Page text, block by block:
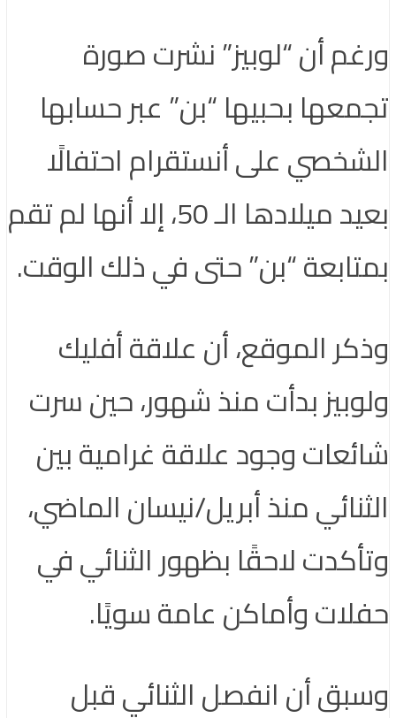
ورغم أن “لوبيز” نشرت صورة
تجمعها بحبيها “بن” عبر حسابها
الشخصي على أنستقرام احتفالًا
بعيد ميلادها الـ 50، إلا أنها لم تقم
بمتابعة “بن” حتى في ذلك الوقت.
وذكر الموقع، أن علاقة أفليك
ولوبيز بدأت منذ شهور، حين سرت
شائعات وجود علاقة غرامية بين
الثنائي منذ أبريل/نيسان الماضي،
وتأكدت لاحقًا بظهور الثنائي في
حفلات وأماكن عامة سويًا.
وسبق أن انفصل الثنائي قبل